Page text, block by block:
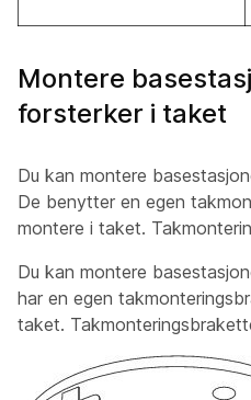
Montere
forsterker i taket
Du kan montere
De benytter en egen
montere i taket.
Du kan montere
har en egen
taket.